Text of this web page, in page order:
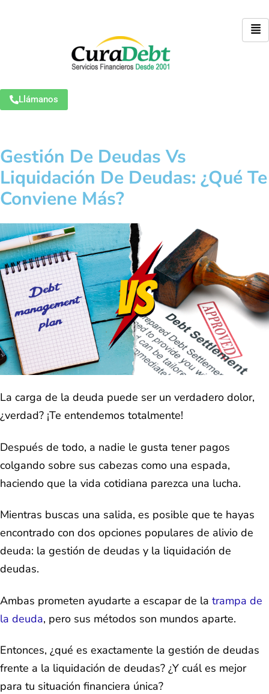
Llámanos
Gestión De Deudas Vs
Liquidación De Deudas: ¿Qué Te
Conviene Más?
La carga de la deuda puede ser un verdadero dolor,
¿verdad? ¡Te entendemos totalmente!
Después de todo, a nadie le gusta tener pagos
colgando sobre sus cabezas como una espada,
haciendo que la vida cotidiana parezca una lucha.
Mientras buscas una salida, es posible que te hayas
encontrado con dos opciones populares de alivio de
deuda: la gestión de deudas y la liquidación de
deudas.
Ambas prometen ayudarte a escapar de la trampa de
la deuda, pero sus métodos son mundos aparte.
Entonces, ¿qué es exactamente la gestión de deudas
frente a la liquidación de deudas? ¿Y cuál es mejor
para tu situación financiera única?